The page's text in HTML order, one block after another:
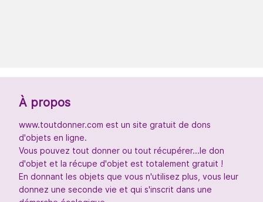
À propos
www.toutdonner.com est un site gratuit de dons
d'objets en ligne.
Vous pouvez tout donner ou tout récupérer...le don
d'objet et la récupe d'objet est totalement gratuit !
En donnant les objets que vous n'utilisez plus, vous leur
donnez une seconde vie et qui s'inscrit dans une